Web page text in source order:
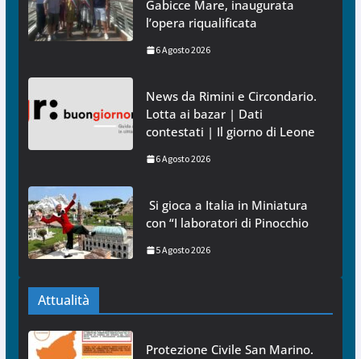
Gabicce Mare, inaugurata
l’opera riqualificata
6 Agosto 2026
News da Rimini e Circondario.
Lotta ai bazar | Dati
contestati | Il giorno di Leone
6 Agosto 2026
Si gioca a Italia in Miniatura
con “I laboratori di Pinocchio
5 Agosto 2026
Attualità
Protezione Civile San Marino.